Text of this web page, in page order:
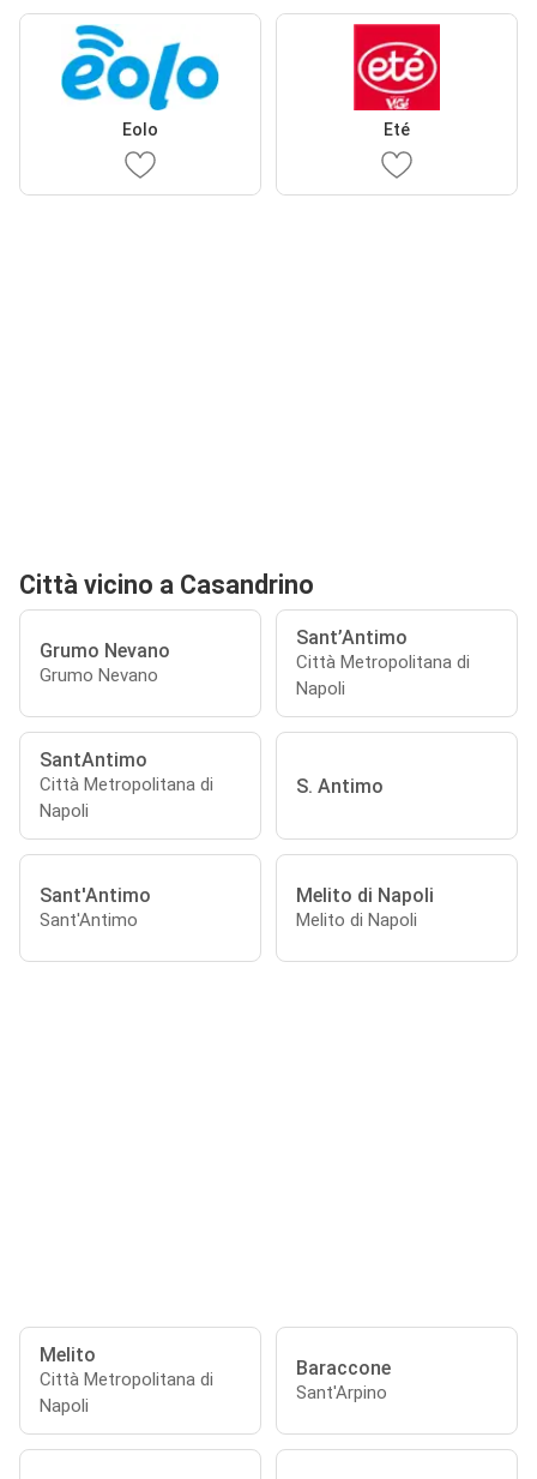
Eolo Eté
Città vicino a Casandrino
Grumo Nevano
Grumo Nevano
Sant’Antimo
Città Metropolitana di
Napoli
SantAntimo
Città Metropolitana di
Napoli
S. Antimo
Sant'Antimo
Sant'Antimo
Melito di Napoli
Melito di Napoli
Melito
Città Metropolitana di
Napoli
Baraccone
Sant'Arpino